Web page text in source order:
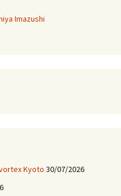
Imazushi
Kyoto 30/07/2026